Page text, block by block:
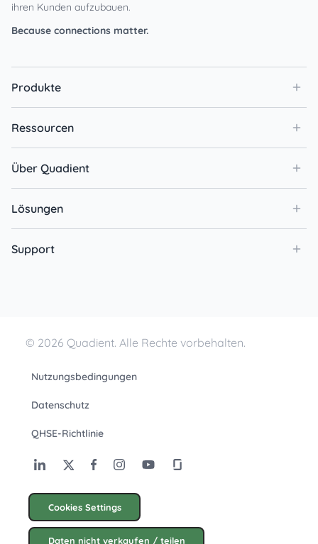
ihren Kunden aufzubauen.
Because connections matter.
Produkte
Ressourcen
Über Quadient
Lösungen
Support
© 2026 Quadient. Alle Rechte vorbehalten.
Nutzungsbedingungen
Datenschutz
QHSE-Richtlinie
Cookies Settings
Daten nicht verkaufen / teilen